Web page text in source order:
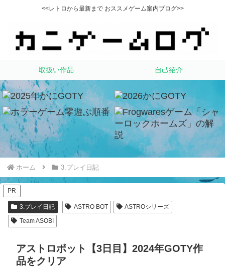
<<レトロから最新まで おススメゲーム案内ブログ>>
取扱い作品 自己紹介
ホーム 3.プレイ日記
PR
3.プレイ日記 ASTRO BOT
ASTROシリーズ
Team ASOBI
アストロボット【3日目】2024年GOTY作
品をクリア